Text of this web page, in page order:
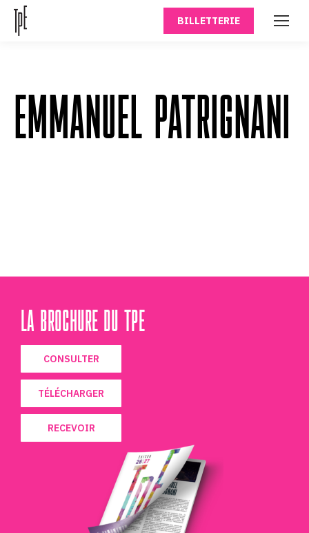
BILLETTERIE
EMMANUEL PATRIGNANI
LA BROCHURE DU TPE
CONSULTER
TÉLÉCHARGER
RECEVOIR